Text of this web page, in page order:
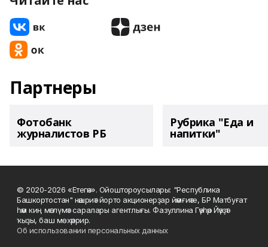
Партнеры
Фотобанк
журналистов РБ
Рубрика "Еда и
напитки"
© 2020-2026 «Етегән». Ойоштороусылары: "Республика
Башкортостан" нәшриәт йорто акционерҙар йәмғиәте, БР Матбуғат
һәм киң мәғлүмәт саралары агентлығы. Фазуллина Гәүһәр Йәүҙәт
ҡыҙы, баш мөхәррир.
Об использовании персональных данных